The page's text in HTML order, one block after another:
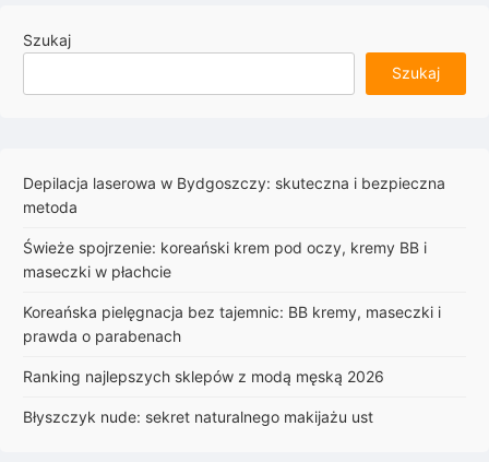
Szukaj
Szukaj
Depilacja laserowa w Bydgoszczy: skuteczna i bezpieczna
metoda
Świeże spojrzenie: koreański krem pod oczy, kremy BB i
maseczki w płachcie
Koreańska pielęgnacja bez tajemnic: BB kremy, maseczki i
prawda o parabenach
Ranking najlepszych sklepów z modą męską 2026
Błyszczyk nude: sekret naturalnego makijażu ust